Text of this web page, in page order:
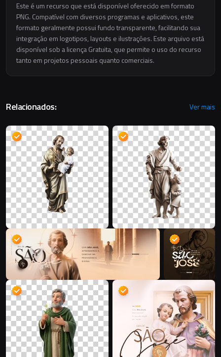
Este é um recurso que está disponível oferecido em formato
PNG. Compatível com diversos programas e aplicativos, este
formato geralmente possui fundo transparente, facilitando sua
integração em logotipos, layouts e ilustrações. Este arquivo está
disponível sob a licença Gratuita, que permite o uso do recurso
tanto em projetos pessoais quanto comerciais.
Relacionados: Ver mais